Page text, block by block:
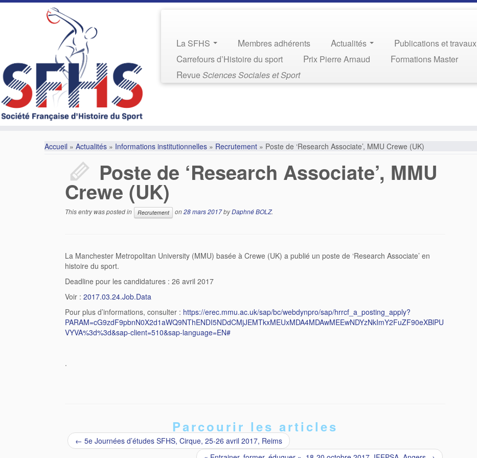
La SFHS Membres adhérents Actualités
Publications et travaux
Carrefours d’Histoire du sport
Prix Pierre Arnaud
Formations Master
RevueSciences Sociales et Sport
Accueil » Actualités » Informations institutionnelles » Recrutement » Poste de ‘Research Associate’, MMU Crewe (UK)
Poste de ‘Research Associate’, MMU
Crewe (UK)
This entry was posted in Recrutement on28 mars 2017byDaphné BOLZ.
La Manchester Metropolitan University (MMU) basée à Crewe (UK) a publié un poste de ‘Research Associate’ en
histoire du sport.
Deadline pour les candidatures : 26 avril 2017
Voir : 2017.03.24.Job.Data
Pour plus d’informations, consulter : https://erec.mmu.ac.uk/sap/bc/webdynpro/sap/hrrcf_a_posting_apply?
PARAM=cG9zdF9pbnN0X2d1aWQ9NThENDI5NDdCMjJEMTkxMEUxMDA4MDAwMEEwNDYzNkImY2FuZF90eXBlPU
VYVA%3d%3d&sap-client=510&sap-language=EN#
.
Parcourir les articles
← 5e Journées d’études SFHS, Cirque, 25-26 avril 2017, Reims